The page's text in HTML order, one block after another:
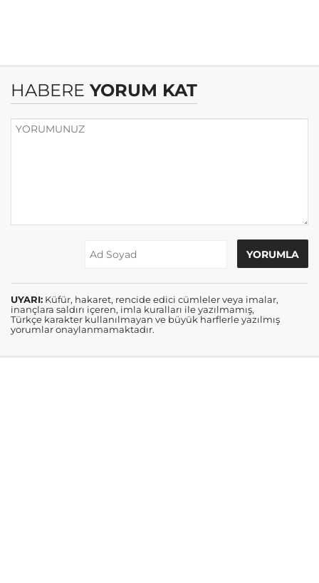
HABERE YORUM KAT
UYARI: Küfür, hakaret, rencide edici cümleler veya imalar,
inançlara saldırı içeren, imla kuralları ile yazılmamış,
Türkçe karakter kullanılmayan ve büyük harflerle yazılmış
yorumlar onaylanmamaktadır.